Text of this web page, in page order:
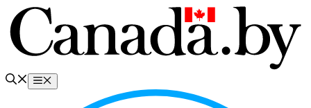
Перейти
содержимому
Меню